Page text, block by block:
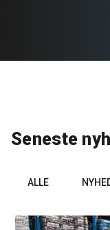
Downloads
Seneste
ALLE